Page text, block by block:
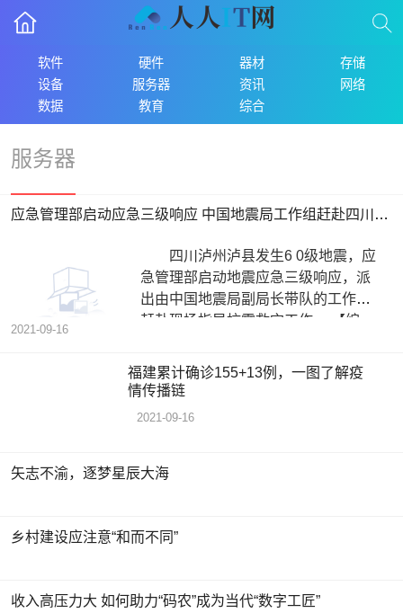
软件 硬件 器材
存储
设备
服务器 资讯
网络
数据
教育 综合
服务器
应急管理部启动应急三级响应 中国地震局工作组赶赴四川泸县
四川泸州泸县发生6 0级地震，应
急管理部启动地震应急三级响应，派
出由中国地震局副局长带队的工作组
赶赴现场指导抗震救灾工作。 【编
2021-09-16
福建累计确诊155+13例，一图了解疫
情传播链
2021-09-16
矢志不渝，逐梦星辰大海
乡村建设应注意“和而不同”
收入高压力大 如何助力“码农”成为当代“数字工匠”